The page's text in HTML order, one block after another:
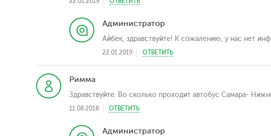
Администратор
Айбек, здравствуйте! К сожалению, у нас нет
22.01.2019 ОТВЕТИТЬ
Римма
Здравствуйте. Во сколько проходит автобус Самара-
11.08.2018 ОТВЕТИТЬ
Администратор